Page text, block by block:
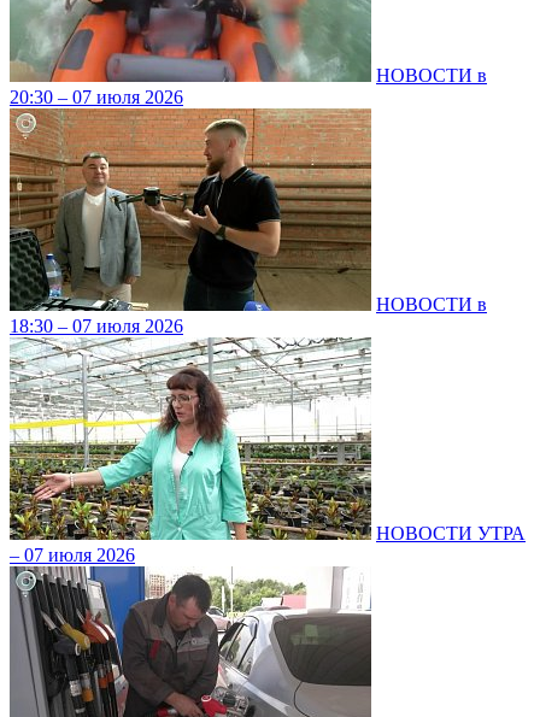
НОВОСТИ в
20:30 – 07 июля 2026
НОВОСТИ в
18:30 – 07 июля 2026
НОВОСТИ УТРА
– 07 июля 2026